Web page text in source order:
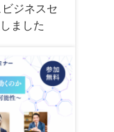
ジネスセ
ました